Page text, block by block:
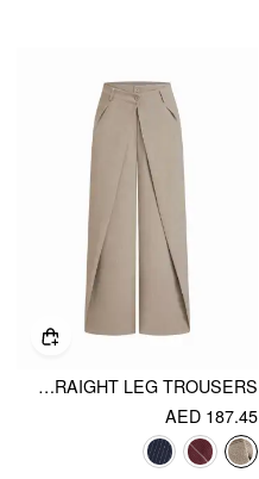
STRIPED LOW RISE PLEATED STRAIGHT LEG TROUSERS
AED 187.45